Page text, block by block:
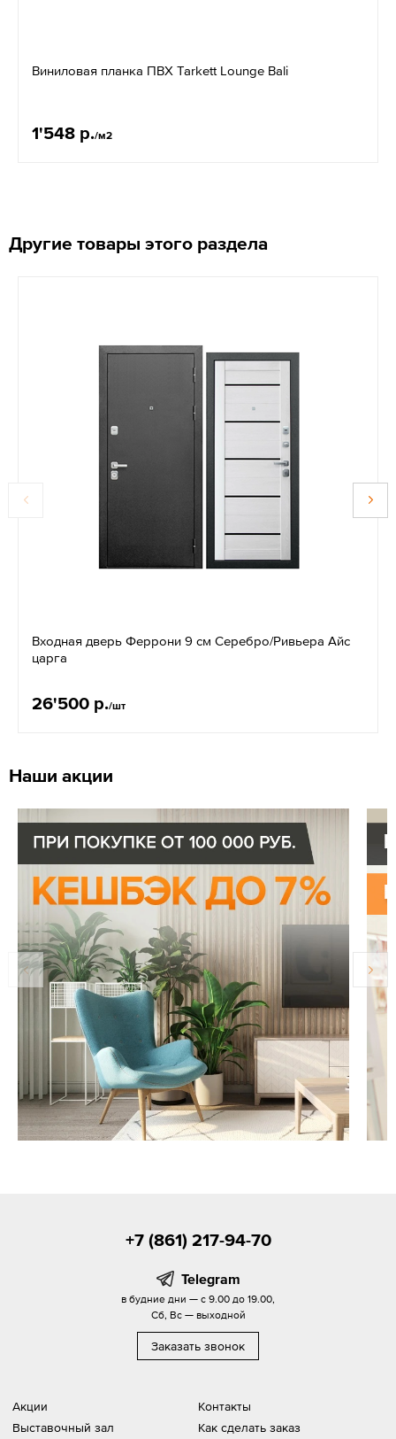
Виниловая планка ПВХ Tarkett Lounge Bali
1'548 р./м2
Другие товары этого раздела
Входная дверь Феррони 9 см Серебро/Ривьера Айс
царга
26'500 р./шт
Наши акции
Акции
Выставочный зал
Контакты
Как сделать заказ
+7 (861) 217-94-70
Telegram
в будние дни — с 9.00 до 19.00,
Сб, Вс — выходной
Заказать звонок